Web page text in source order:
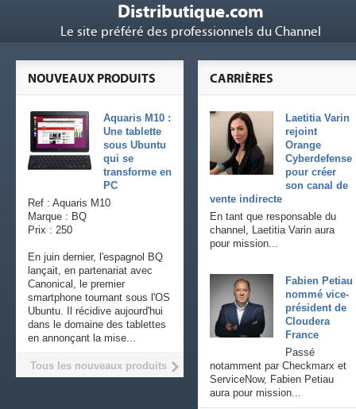
Distributique.com
Le site préféré des professionnels du Channel
CARRIÈRES
Laetitia Varin
rejoint
Orange
Cyberdefense
pour créer
son canal de
vente indirecte
En tant que responsable du
channel, Laetitia Varin aura
pour mission...
Fabien Petiau
nommé vice-
président de
Cloudera
France
Passé
notamment par Checkmarx et
ServiceNow, Fabien Petiau
aura pour mission...
NOUVEAUX PRODUITS
Aquaris M10 :
Une tablette
sous Ubuntu
qui se
transforme en
PC
Ref : Aquaris M10
Marque : BQ
Prix : 250
En juin dernier, l'espagnol BQ
lançait, en partenariat avec
Canonical, le premier
smartphone tournant sous l'OS
Ubuntu. Il récidive aujourd'hui
dans le domaine des tablettes
en annonçant la mise...
Tous les nouveaux produits